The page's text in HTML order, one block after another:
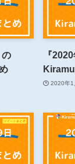
の
『
2020年1